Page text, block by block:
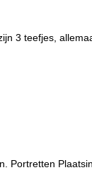
3 teefjes,
Portretten